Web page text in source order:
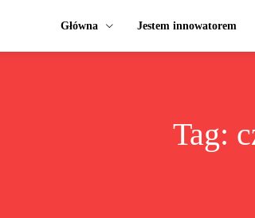
Główna Jestem innowatorem
Tag: